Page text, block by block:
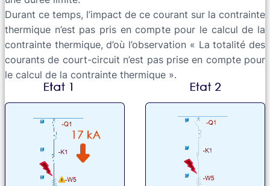
Durant ce temps, l’impact de ce courant sur la contrainte
thermique n’est pas pris en compte pour le calcul de la
contrainte thermique, d’où l’observation « La totalité des
courants de court-circuit n’est pas prise en compte pour
le calcul de la contrainte thermique ».